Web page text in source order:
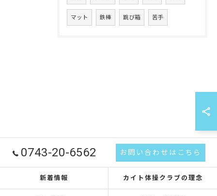
マット 鉄棒 跳び箱 苦手
0743-20-6562 お問い合わせはこちら
新着情報 カイト体操クラブの理念